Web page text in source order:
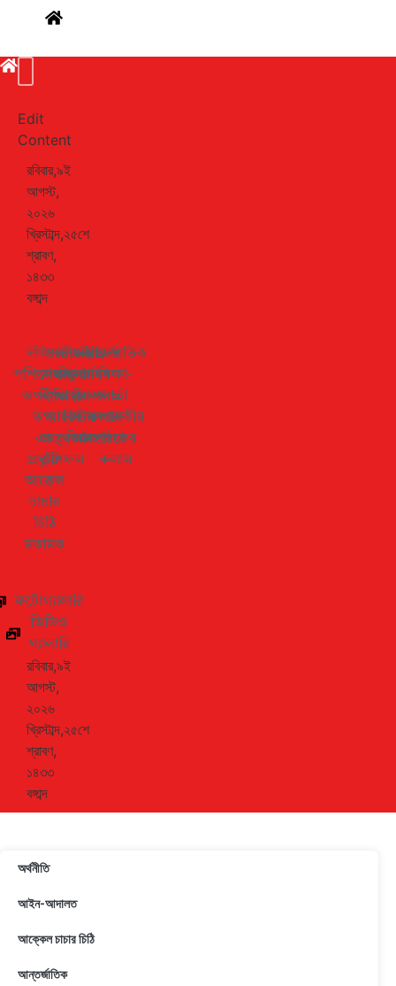
Edit
Content
রবিবার,৯ই
আগস্ট,
২০২৬
খ্রিস্টাব্দ,২৫শে
শ্রাবণ,
১৪৩৩
বঙ্গাব্দ
দক্ষিণ-
পশ্চিমাঞ্চল
অর্থনীতি
তথ্য
ও
প্রযুক্তি
আক্কেল
চাচার
চিঠি
মতামত
জাতীয়
খেলাধুলা
ইসলামী
জাহান
এক্সক্লুসিভ
রাশিফল
রাজনীতি
বিনোদন
স্বাস্থ্যকথা
ফিচার
প্রবাস
সারাদেশ
আইন-
আদালত
জীবনধারা
আবহাওয়া
আন্তর্জাতিক
শিক্ষা-
বার্তা
সম্পাদকীয়
পাঠকের
কলাম
ফটোগ্যালারি
ভিডিও
গ্যালারি
রবিবার,৯ই
আগস্ট,
২০২৬
খ্রিস্টাব্দ,২৫শে
শ্রাবণ,
১৪৩৩
বঙ্গাব্দ
অর্থনীতি
আইন-আদালত
আক্কেল চাচার চিঠি
আন্তর্জাতিক